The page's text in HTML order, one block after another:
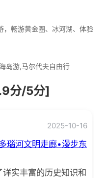
，畅游黄金圈、冰河湖、体验
岛游,马尔代夫自由行
分/5分]
2025-10-16
瑙河文明走廊•漫步东
实丰富的历史知识和